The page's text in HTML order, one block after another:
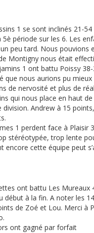
1 se sont inclinés 21-
5è période sur les 6. Les
peu tard. Nous pouvions
Montigny nous était
1 ont battu Poissy
que nous aurions pu
de nervosité et plus de
qui nous place en haut
division. Andrew à 15
1 perdent face à Plaisir
stéréotypée, trop lente
encore cette équipe peut
ont battu Les Mureaux
début à la fin. A noter les
de Zoé et Lou. Merci à
ont gagné par forfait